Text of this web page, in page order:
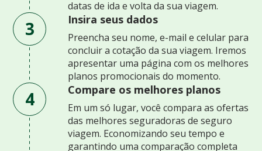
datas de ida e volta da sua viagem.
3 Insira seus dados
Preencha seu nome, e-mail e celular para
concluir a cotação da sua viagem. Iremos
apresentar uma página com os melhores
planos promocionais do momento.
4 Compare os melhores planos
Em um só lugar, você compara as ofertas
das melhores seguradoras de seguro
viagem. Economizando seu tempo e
garantindo uma comparação completa